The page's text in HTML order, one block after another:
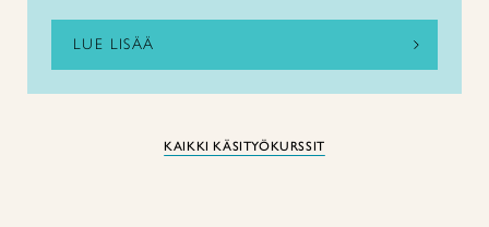
LUE LISÄÄ
KAIKKI KÄSITYÖKURSSIT